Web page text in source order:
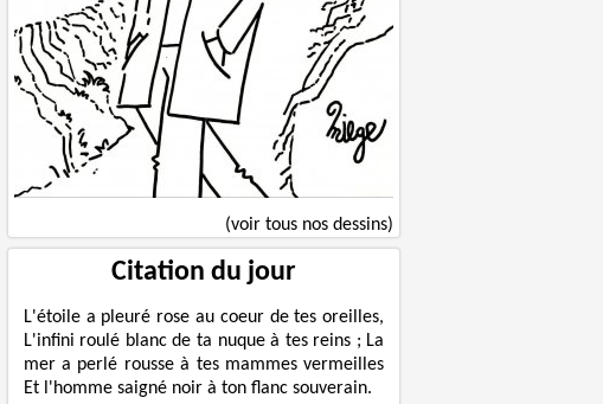
(voir tous nos dessins)
Citation du jour
L'étoile a pleuré rose au coeur de tes oreilles,
L'infini roulé blanc de ta nuque à tes reins ; La
mer a perlé rousse à tes mammes vermeilles
Et l'homme saigné noir à ton flanc souverain.